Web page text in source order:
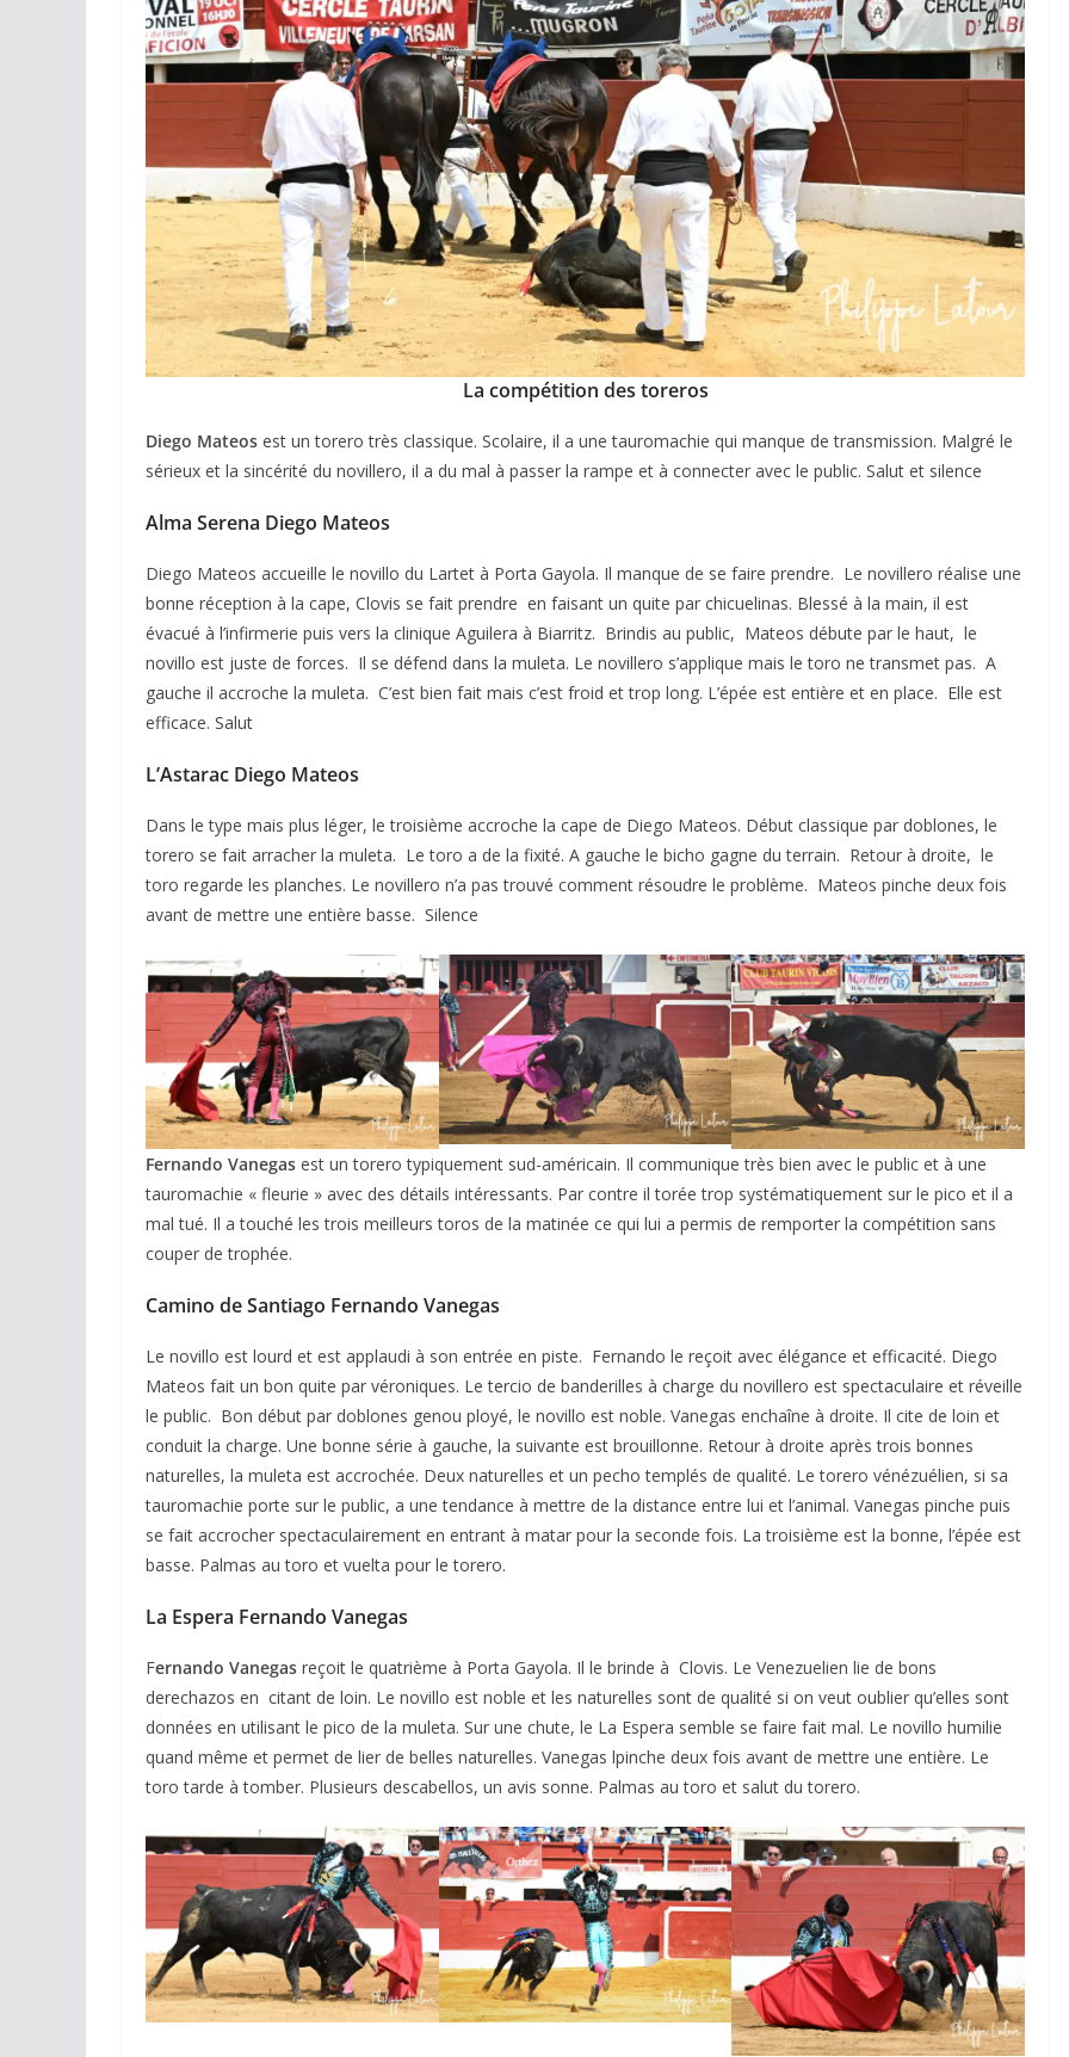
La compétition des toreros
Diego Mateos est un torero très classique. Scolaire, il a une tauromachie qui manque de transmission. Malgré le
sérieux et la sincérité du novillero, il a du mal à passer la rampe et à connecter avec le public. Salut et silence
Alma Serena Diego Mateos
Diego Mateos accueille le novillo du Lartet à Porta Gayola. Il manque de se faire prendre. Le novillero réalise une
bonne réception à la cape, Clovis se fait prendre en faisant un quite par chicuelinas. Blessé à la main, il est
évacué à l’infirmerie puis vers la clinique Aguilera à Biarritz. Brindis au public, Mateos débute par le haut, le
novillo est juste de forces. Il se défend dans la muleta. Le novillero s’applique mais le toro ne transmet pas. A
gauche il accroche la muleta. C’est bien fait mais c’est froid et trop long. L’épée est entière et en place. Elle est
efficace. Salut
L’Astarac Diego Mateos
Dans le type mais plus léger, le troisième accroche la cape de Diego Mateos. Début classique par doblones, le
torero se fait arracher la muleta. Le toro a de la fixité. A gauche le bicho gagne du terrain. Retour à droite, le
toro regarde les planches. Le novillero n’a pas trouvé comment résoudre le problème. Mateos pinche deux fois
avant de mettre une entière basse. Silence
Fernando Vanegas est un torero typiquement sud-américain. Il communique très bien avec le public et à une
tauromachie « fleurie » avec des détails intéressants. Par contre il torée trop systématiquement sur le pico et il a
mal tué. Il a touché les trois meilleurs toros de la matinée ce qui lui a permis de remporter la compétition sans
couper de trophée.
Camino de Santiago Fernando Vanegas
Le novillo est lourd et est applaudi à son entrée en piste. Fernando le reçoit avec élégance et efficacité. Diego
Mateos fait un bon quite par véroniques. Le tercio de banderilles à charge du novillero est spectaculaire et réveille
le public. Bon début par doblones genou ployé, le novillo est noble. Vanegas enchaîne à droite. Il cite de loin et
conduit la charge. Une bonne série à gauche, la suivante est brouillonne. Retour à droite après trois bonnes
naturelles, la muleta est accrochée. Deux naturelles et un pecho templés de qualité. Le torero vénézuélien, si sa
tauromachie porte sur le public, a une tendance à mettre de la distance entre lui et l’animal. Vanegas pinche puis
se fait accrocher spectaculairement en entrant à matar pour la seconde fois. La troisième est la bonne, l’épée est
basse. Palmas au toro et vuelta pour le torero.
La Espera Fernando Vanegas
Fernando Vanegas reçoit le quatrième à Porta Gayola. Il le brinde à Clovis. Le Venezuelien lie de bons
derechazos en citant de loin. Le novillo est noble et les naturelles sont de qualité si on veut oublier qu’elles sont
données en utilisant le pico de la muleta. Sur une chute, le La Espera semble se faire fait mal. Le novillo humilie
quand même et permet de lier de belles naturelles. Vanegas lpinche deux fois avant de mettre une entière. Le
toro tarde à tomber. Plusieurs descabellos, un avis sonne. Palmas au toro et salut du torero.
ACTUALITÉS TAURINES
CHRONIQUES TAURINES 2026
Arles : au seuil des
espérances.
02/04/2026 Olivier Castelnau
ACTUALITÉS TAURINES
CHRONIQUES TAURINES 2026
Istres : la feria des
ultimes émotions
18/06/2026 Olivier Castelnau